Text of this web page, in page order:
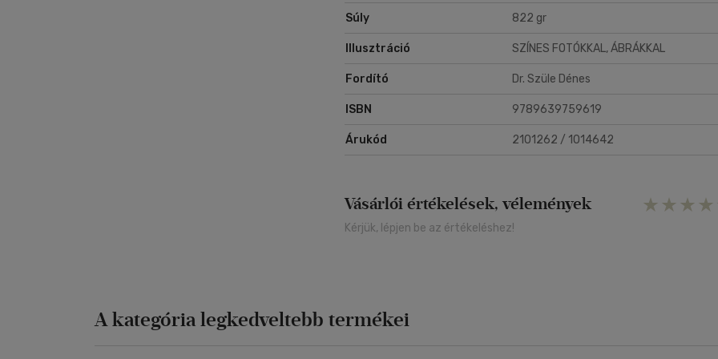
Súly 822 gr
Illusztráció SZÍNES FOTÓKKAL, ÁBRÁKKAL
Fordító Dr. Szüle Dénes
ISBN 9789639759619
Árukód 2101262 / 1014642
Vásárlói értékelések, vélemények
Kérjük, lépjen be az értékeléshez!
A kategória legkedveltebb termékei